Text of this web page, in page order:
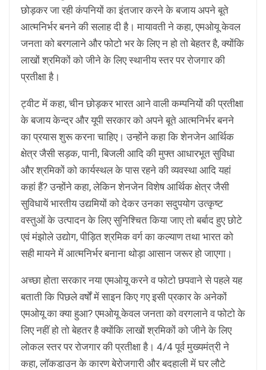
छोड़कर जा रही कंपनियों का इंतजार करने के बजाय अपने बूते
आत्मनिर्भर बनने की सलाह दी है। मायावती ने कहा, एमओयू केवल
जनता को बरगलाने और फोटो भर के लिए न हो तो बेहतर है, क्योंकि
लाखों श्रमिकों को जीने के लिए स्थानीय स्तर पर रोजगार की
प्रतीक्षा है।
ट्वीट में कहा, चीन छोड़कर भारत आने वाली कम्पनियों की प्रतीक्षा
के बजाय केन्द्र और यूपी सरकार को अपने बूते आत्मनिर्भर बनने
का प्रयास शुरू करना चाहिए। उन्होंने कहा कि शेनजेन आर्थिक
क्षेत्र जैसी सड़क, पानी, बिजली आदि की मुफ्त आधारभूत सुविधा
और श्रमिकों को कार्यस्थल के पास रहने की व्यवस्था आदि यहां
कहां हैं? उन्होंने कहा, लेकिन शेनजेन विशेष आर्थिक क्षेत्र जैसी
सुविधायें भारतीय उद्यमियों को देकर उनका सदुपयोग उत्कृष्ट
वस्तुओं के उत्पादन के लिए सुनिश्चित किया जाए तो बर्बाद हुए छोटे
एवं मंझोले उद्योग, पीड़ित श्रमिक वर्ग का कल्याण तथा भारत को
सही मायने में आत्मनिर्भर बनाना थोड़ा आसान जरूर हो जाएगा।
अच्छा होता सरकार नया एमओयू करने व फोटो छपवाने से पहले यह
बताती कि पिछले वर्षों में साइन किए गए इसी प्रकार के अनेकों
एमओयू का क्या हुआ? एमओयू केवल जनता को वरगलाने व फोटो के
लिए नहीं हो तो बेहतर है क्योंकि लाखों श्रमिकों को जीने के लिए
लोकल स्तर पर रोजगार की प्रतीक्षा है। 4/4 पूर्व मुख्यमंत्री ने
कहा, लॉकडाउन के कारण बेरोजगारी और बदहाली में घर लौटे